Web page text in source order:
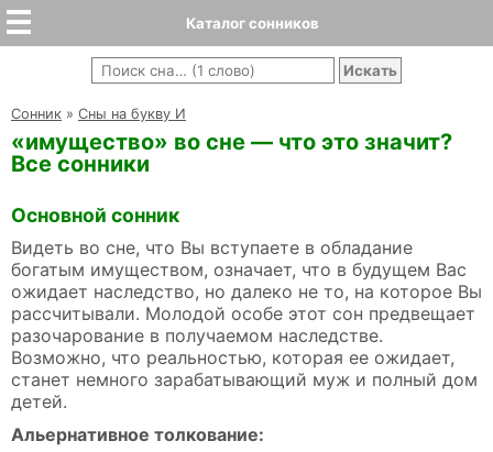
Каталог сонников
Cонник » Сны на букву И
«имущество» во сне — что это значит?
Все сонники
Основной сонник
Видеть во сне, что Вы вступаете в обладание
богатым имуществом, означает, что в будущем Вас
ожидает наследство, но далеко не то, на которое Вы
рассчитывали. Молодой особе этот сон предвещает
разочарование в получаемом наследстве.
Возможно, что реальностью, которая ее ожидает,
станет немного зарабатывающий муж и полный дом
детей.
Альернативное толкование: